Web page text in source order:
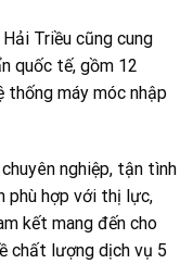
Triều cũng cung
quốc tế, gồm 12
thống máy móc nhập
nghiệp, tận tình
phù hợp với thị lực,
kết mang đến cho
chất lượng dịch vụ 5